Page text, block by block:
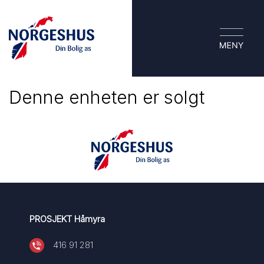
Denne enheten er solgt
PROSJEKT Håmyra
416 91 281